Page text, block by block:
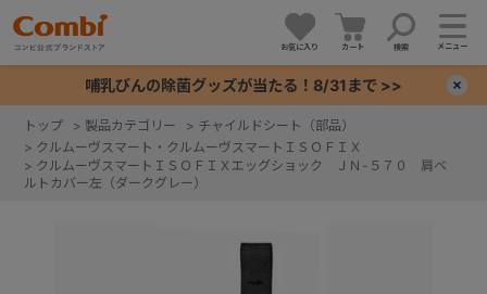
お気に入り カート 検索 メニュー
哺乳びんの除菌グッズが当たる！8/31まで >>
トップ > 製品カテゴリー > チャイルドシート（部品）
> クルムーヴスマート・クルムーヴスマートＩＳＯＦＩＸ
> クルムーヴスマートＩＳＯＦＩＸエッグショック ＪＮ-５７０ 肩ベ
ルトカバー左（ダークグレー）